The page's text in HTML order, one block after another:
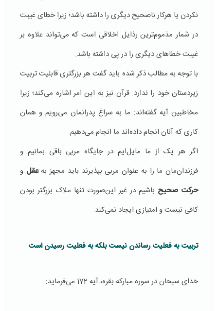
نکردن یا هرکار ناصحیح دیگری را داشته باشد؛ زیرا خطای غیبت
در شمار مذموم‌ترین رذایل اخلاقی است که می‌تواند علاوه بر
غیبت خطاهای دیگری را در پی داشته باشد.
با توجه به مطالب ذکر شده باید گفت هر بزرگتری قابلیت تربیت
زیردستان خود را ندارد. قرآن نیز به این امر اشاره می‌کند؛ زیرا
مخاطبین آیه گفته‌اند: ما به سراغ پدرانمان می‌رویم و همان
کاری که آنان انجام داده‌اند ما انجام می‌دهیم.
اگر هر یک از ما مایل‌ایم در جایگاه مربی باقی بمانیم و
فرزندان‌مان ما را به عنوان مربی بپذیرند باید مجهز بهعقل و
حرکت صحیح باشیم در غیر این‌صورت تنها ملاک بزرگتر بودن
کافی نیست و امتیازی ایجاد نمی‌کند.
تربیت به فعلیت رساندن نیست بلکه به فعلیت رسیدن است
خدای سبحان در سوره مبارکه بقره، آیه 172 می‌فرماید: